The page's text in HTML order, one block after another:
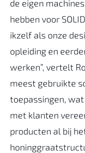
de eigen
hebben voor
ikzelf als onze
opleiding en
werken”, vertelt
meest gebruikte
toepassingen,
met klanten
producten al bij